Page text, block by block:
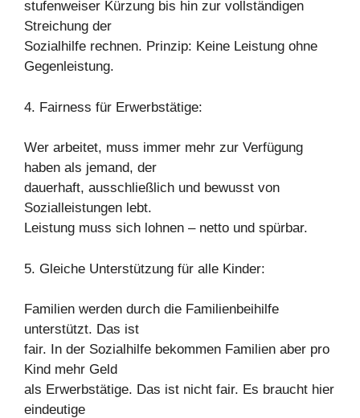
stufenweiser Kürzung bis hin zur vollständigen
Streichung der
Sozialhilfe rechnen. Prinzip: Keine Leistung ohne
Gegenleistung.
4. Fairness für Erwerbstätige:
Wer arbeitet, muss immer mehr zur Verfügung
haben als jemand, der
dauerhaft, ausschließlich und bewusst von
Sozialleistungen lebt.
Leistung muss sich lohnen – netto und spürbar.
5. Gleiche Unterstützung für alle Kinder:
Familien werden durch die Familienbeihilfe
unterstützt. Das ist
fair. In der Sozialhilfe bekommen Familien aber pro
Kind mehr Geld
als Erwerbstätige. Das ist nicht fair. Es braucht hier
eindeutige